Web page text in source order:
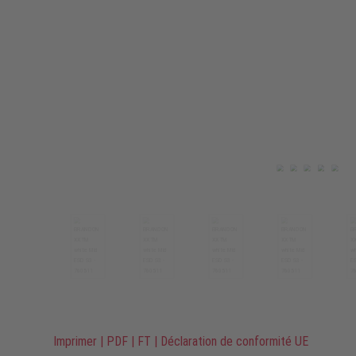
Imprimer | PDF | FT | Déclaration de conformité UE